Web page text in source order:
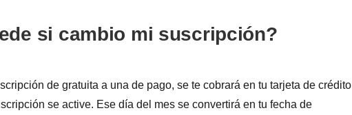
si cambio mi suscripción?
de gratuita a una de pago, se te cobrará en tu tarjeta de crédito
se active. Ese día del mes se convertirá en tu fecha de